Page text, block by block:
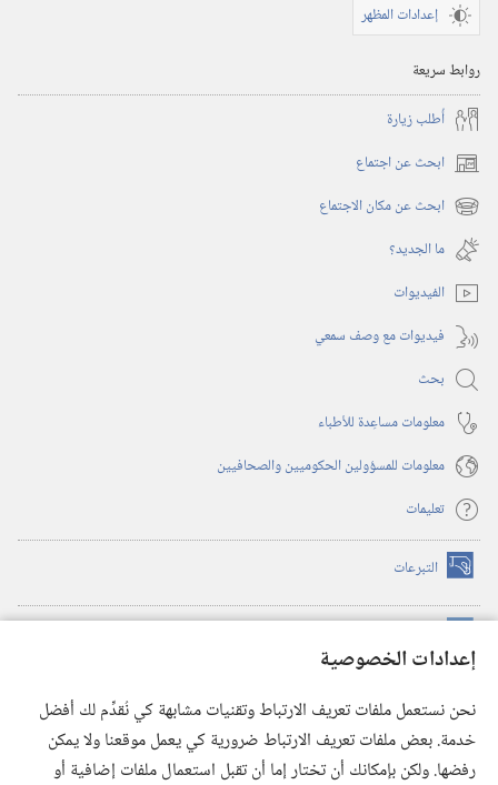
إعدادات الخصوصية
نحن نستعمل ملفات تعريف الارتباط وتقنيات مشابهة كي نُقدِّم لك أفضل
خدمة. بعض ملفات تعريف الارتباط ضرورية كي يعمل موقعنا ولا يمكن
رفضها. ولكن بإمكانك أن تختار إما أن تقبل استعمال ملفات إضافية أو
إعدادات المظهر
روابط سريعة
أُطلب زيارة
ابحث عن اجتماع (يفتح
نافذة ابحث عن مكان الاجتماع (يفتح
نافذة
جديدة)
ما الجديد؟‏
الفيديوات
فيديوات مع وصف سمعي
بحث
معلومات مساعِدة للأطباء
معلومات للمسؤولين الحكوميين والصحافيين
تعليمات
التبرعات (يفتح
نافذة
(يفتح
نافذة
(يفتح
نافذة
جديدة) تطبيق ®
JW Library